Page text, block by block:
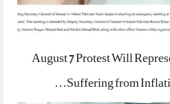
August 7 Protest Will
Suffering from